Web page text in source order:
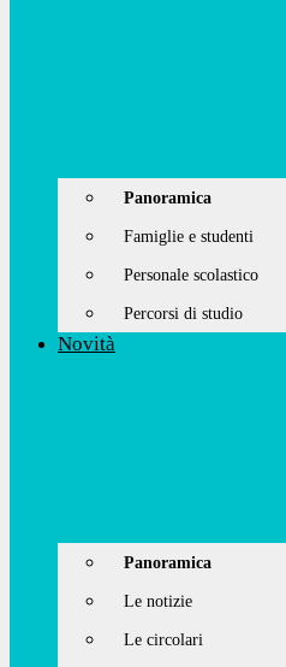
Panoramica
Famiglie e studenti
Personale scolastico
Percorsi di studio
Novità
Panoramica
Le notizie
Le circolari